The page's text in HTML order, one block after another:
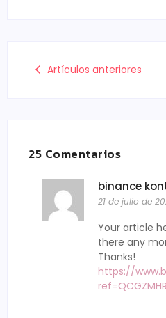
Artículos anteriores
25 Comentarios
binance
21 de julio de
Your article
there any
Thanks!
https://